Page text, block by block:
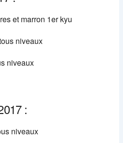
et marron 1er kyu
niveaux
niveaux
:
niveaux